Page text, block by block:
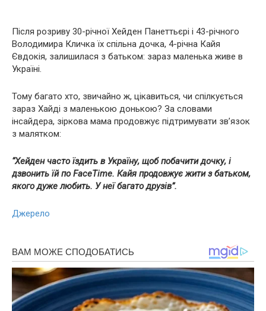
Після розриву 30-річної Хейден Панеттьєрі і 43-річного
Володимира Кличка їх спільна дочка, 4-річна Кайя
Євдокія, залишилася з батьком: зараз маленька живе в
Україні.
Тому багато хто, звичайно ж, цікавиться, чи спілкується
зараз Хайді з маленькою донькою? За словами
інсайдера, зіркова мама продовжує підтримувати зв’язок
з малятком:
“Хейден часто їздить в Україну, щоб побачити дочку, і
дзвонить їй по FaceTime. Кайя продовжує жити з батьком,
якого дуже любить. У неї багато друзів”.
Джерело